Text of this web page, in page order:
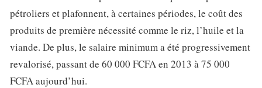
pétroliers et plafonnent, à certaines périodes, le coût des
produits de première nécessité comme le riz, l’huile et la
viande. De plus, le salaire minimum a été progressivement
revalorisé, passant de 60 000 FCFA en 2013 à 75 000
FCFA aujourd’hui.